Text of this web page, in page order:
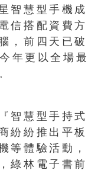
智慧型手機成
信搭配資費方
，前四天已破
年更以全場最
智慧型手持式
紛紛推出平板
等體驗活動，
綠林電子書前